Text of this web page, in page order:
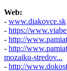
Web:
- www.diakovce.sk
- https://
- http://
- http://
mozaiku-stredov...
- http://